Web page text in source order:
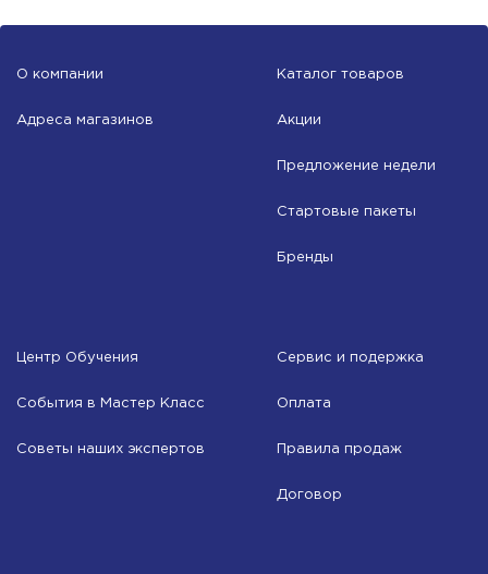
О компании
Адреса магазинов
Каталог товаров
Акции
Предложение недели
Стартовые пакеты
Бренды
Центр Обучения
События в Мастер Класс
Советы наших экспертов
Сервис и подержка
Оплата
Правила продаж
Договор